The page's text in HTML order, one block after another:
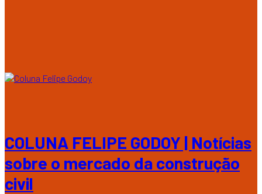
COLUNA FELIPE GODOY | Notícias
sobre o mercado da construção
civil